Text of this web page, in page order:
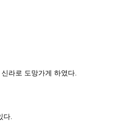
라로 도망가게 하였다.
다.